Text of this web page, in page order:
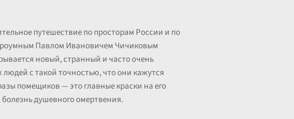
путешествие по просторам России и по
Павлом Ивановичем Чичиковым
новый, странный и часто очень
с такой точностью, что они кажутся
помещиков — это главные краски на его
душевного омертвения.